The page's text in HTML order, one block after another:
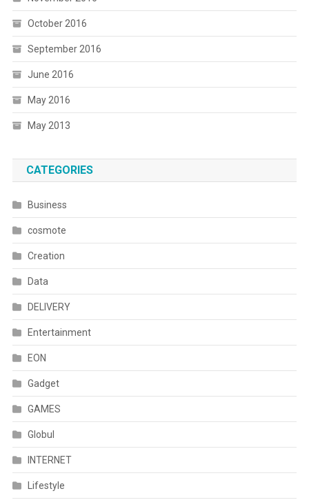
October 2016
September 2016
June 2016
May 2016
May 2013
CATEGORIES
Business
cosmote
Creation
Data
DELIVERY
Entertainment
EON
Gadget
GAMES
Globul
INTERNET
Lifestyle